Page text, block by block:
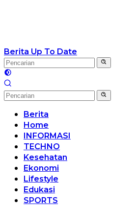
Berita Up To Date
Berita
Home
INFORMASI
TECHNO
Kesehatan
Ekonomi
Lifestyle
Edukasi
SPORTS